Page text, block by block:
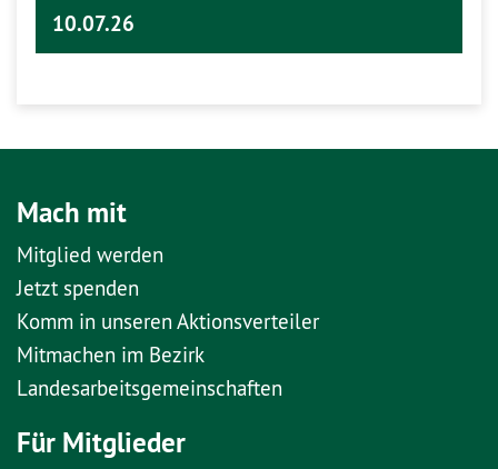
10.07.26
Mach mit
Mitglied werden
Jetzt spenden
Komm in unseren Aktionsverteiler
Mitmachen im Bezirk
Landesarbeitsgemeinschaften
Für Mitglieder